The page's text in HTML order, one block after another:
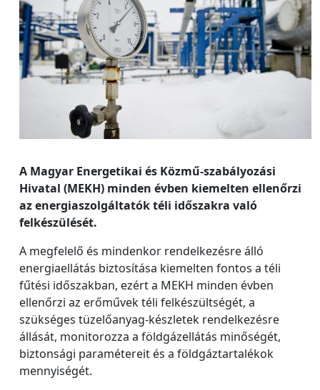
A Magyar Energetikai és Közmű-szabályozási
Hivatal (MEKH) minden évben kiemelten ellenőrzi
az energiaszolgáltatók téli időszakra való
felkészülését.
A megfelelő és mindenkor rendelkezésre álló
energiaellátás biztosítása kiemelten fontos a téli
fűtési időszakban, ezért a MEKH minden évben
ellenőrzi az erőművek téli felkészültségét, a
szükséges tüzelőanyag-készletek rendelkezésre
állását, monitorozza a földgázellátás minőségét,
biztonsági paramétereit és a földgáztartalékok
mennyiségét.